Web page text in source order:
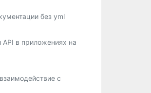
без yml
API в приложениях на
с